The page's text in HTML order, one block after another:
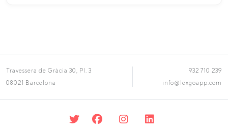
Travessera de Gràcia 30, Pl. 3
08021 Barcelona
932 710 239
info@lexgoapp.com